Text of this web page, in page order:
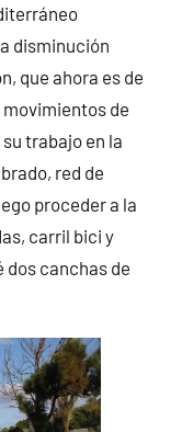
disminución
que ahora es de
de
trabajo en la
red de
proceder a la
carril bici y
dos canchas de